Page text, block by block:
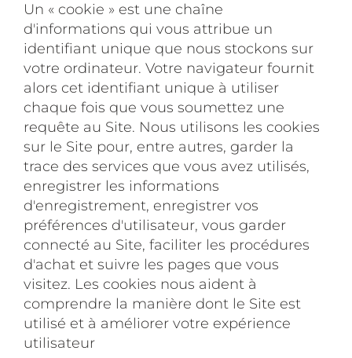
Un « cookie » est une chaîne
d'informations qui vous attribue un
identifiant unique que nous stockons sur
votre ordinateur. Votre navigateur fournit
alors cet identifiant unique à utiliser
chaque fois que vous soumettez une
requête au Site. Nous utilisons les cookies
sur le Site pour, entre autres, garder la
trace des services que vous avez utilisés,
enregistrer les informations
d'enregistrement, enregistrer vos
préférences d'utilisateur, vous garder
connecté au Site, faciliter les procédures
d'achat et suivre les pages que vous
visitez. Les cookies nous aident à
comprendre la manière dont le Site est
utilisé et à améliorer votre expérience
utilisateur